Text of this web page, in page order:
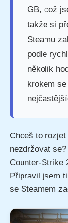
GB, což
takže si
Steamu
podle
několik
krokem
Chceš to
nezdržovat
Counter-Strike
Připravil jsem
se Steamem